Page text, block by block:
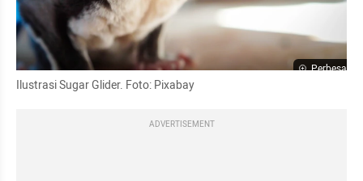
Perbesar
Ilustrasi Sugar Glider. Foto: Pixabay
ADVERTISEMENT